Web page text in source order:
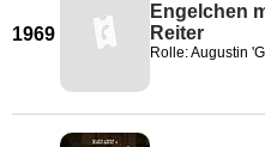
1969
Engelchen
Reiter
Rolle: Augustin